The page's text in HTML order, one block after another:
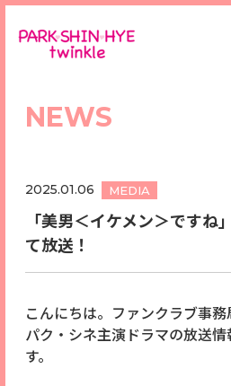
NEWS
2025.01.06 MEDIA
「美男＜イケメン＞ですね
て放送！
こんにちは。ファンクラブ事務
パク・シネ主演ドラマの放送
す。